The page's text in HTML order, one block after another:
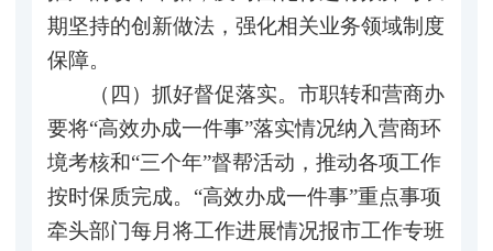
期坚持的创新做法，强化相关业务领域制度
保障。
（四）抓好督促落实。市职转和营商办
要将“高效办成一件事”落实情况纳入营商环
境考核和“三个年”督帮活动，推动各项工作
按时保质完成。“高效办成一件事”重点事项
牵头部门每月将工作进展情况报市工作专班